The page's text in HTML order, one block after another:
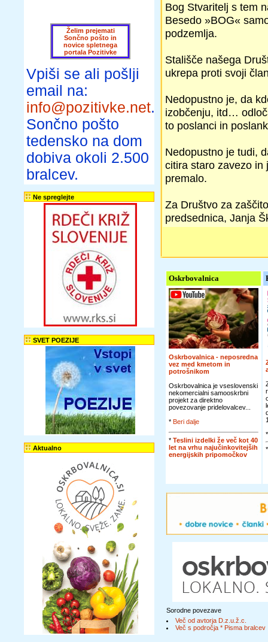
Želim prejemati
Sončno pošto in
novice spletnega
portala Pozitivke
Vpiši se ali pošlji
email na:
info@pozitivke.net.
Sončno pošto
tedensko na dom
dobiva okoli 2.500
bralcev.
Ne spreglejte
SVET POEZIJE
Aktualno
Bog Stvaritelj s tem
Besedo »BOG«
podzemlja.
Stališče našega
ukrepa proti svoji
Nedopustno je, da
izobčenju, itd…
to poslanci in
Nedopustno je tudi,
citira staro zavezo in
premalo.
Za Društvo za
predsednica, Janja
Oskrbovalnica
Oskrbovalnica - neposredna
vez med kmetom in
potrošnikom
Oskrbovalnica je vseslovenski
nekomercialni samooskrbni
projekt za direktno
povezovanje pridelovalcev...
* Beri dalje
* Teslini izdelki že več kot 40
let na vrhu najučinkovitejših
energijskih pripomočkov
Sorodne povezave
Več od avtorja D.z.u.ž.c.
Več s področja * Pisma bralcev